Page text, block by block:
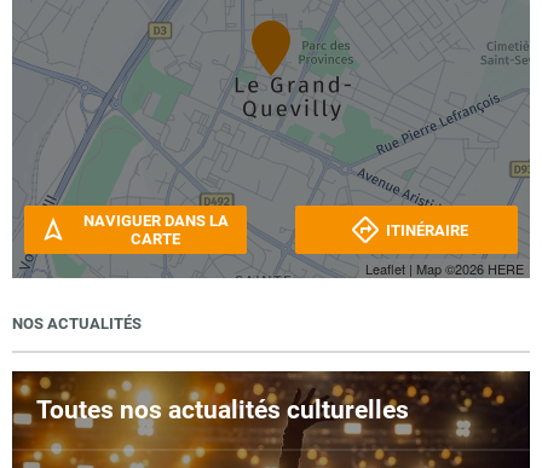
Leaflet | Map ©2026 HERE
NAVIGUER DANS LA
CARTE
ITINÉRAIRE
NOS ACTUALITÉS
Toutes nos actualités culturelles